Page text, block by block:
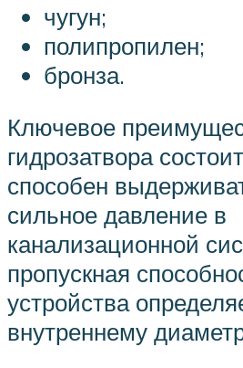
чугун;
полипропилен;
бронза.
Ключевое
гидрозатвора
способен
сильное давление в
канализационной
пропускная
устройства
внутреннему